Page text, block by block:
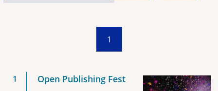
1
Open Publishing Fest